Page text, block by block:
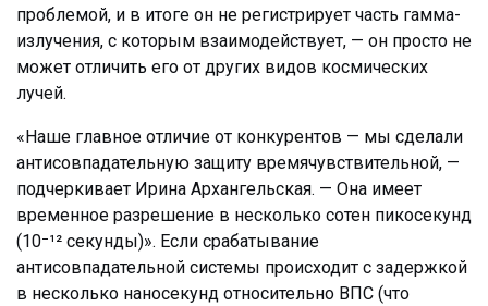
проблемой, и в итоге он не регистрирует часть гамма-
излучения, с которым взаимодействует, — он просто не
может отличить его от других видов космических
лучей.
«Наше главное отличие от конкурентов — мы сделали
антисовпадательную защиту времячувствительной, —
подчеркивает Ирина Архангельская. — Она имеет
временное разрешение в несколько сотен пикосекунд
(10⁻¹² секунды)». Если срабатывание
антисовпадательной системы происходит с задержкой
в несколько наносекунд относительно ВПС (что